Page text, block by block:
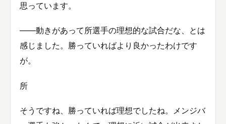
思っています。
――動きがあって所選手の理想的な試合だな、とは
感じました。勝っていればより良かったわけです
が。
所
そうですね、勝っていれば理想でしたね。メンジバ